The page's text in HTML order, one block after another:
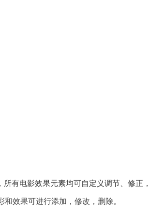
有电影效果元素均可自定义调节、修正
效果可进行添加，修改，删除。